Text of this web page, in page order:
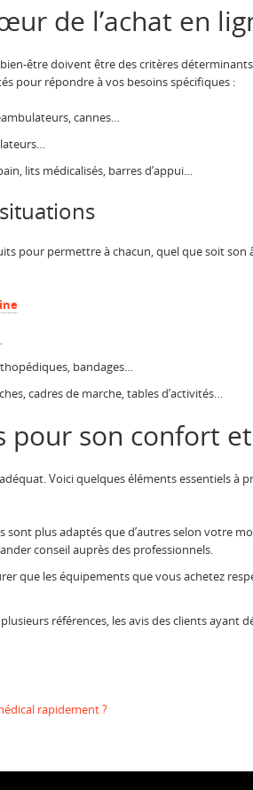
de l’achat en
être doivent être des critères
pour répondre à vos besoins spécifiques :
cannes…
lits médicalisés, barres d’appui…
pour permettre à chacun, quel que soit
bandages…
cadres de marche, tables d’activités…
pour son confort
Voici quelques éléments essentiels à
sont plus adaptés que d’autres selon votre
conseil auprès des professionnels.
que les équipements que vous achetez
références, les avis des clients ayant
rapidement ?